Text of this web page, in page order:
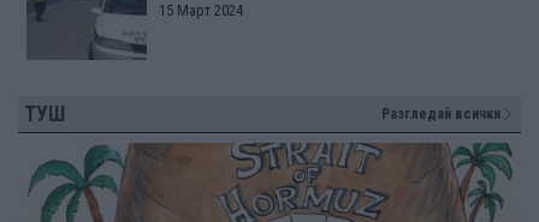
15 Март 2024
ТУШ Разгледай всички